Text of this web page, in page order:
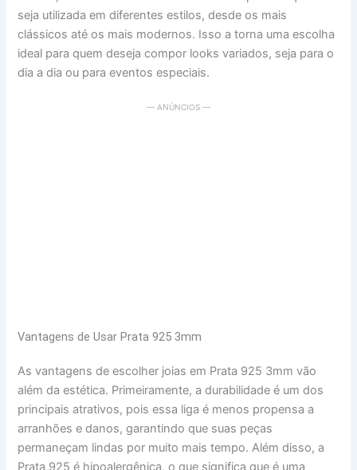
seja utilizada em diferentes estilos, desde os mais
clássicos até os mais modernos. Isso a torna uma escolha
ideal para quem deseja compor looks variados, seja para o
dia a dia ou para eventos especiais.
— ANÚNCIOS —
Vantagens de Usar Prata 925 3mm
As vantagens de escolher joias em Prata 925 3mm vão
além da estética. Primeiramente, a durabilidade é um dos
principais atrativos, pois essa liga é menos propensa a
arranhões e danos, garantindo que suas peças
permaneçam lindas por muito mais tempo. Além disso, a
Prata 925 é hipoalergênica, o que significa que é uma